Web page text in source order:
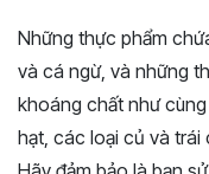
Những thực phẩm
và cá ngừ, và những
khoáng chất như
hạt, các loại củ và trái